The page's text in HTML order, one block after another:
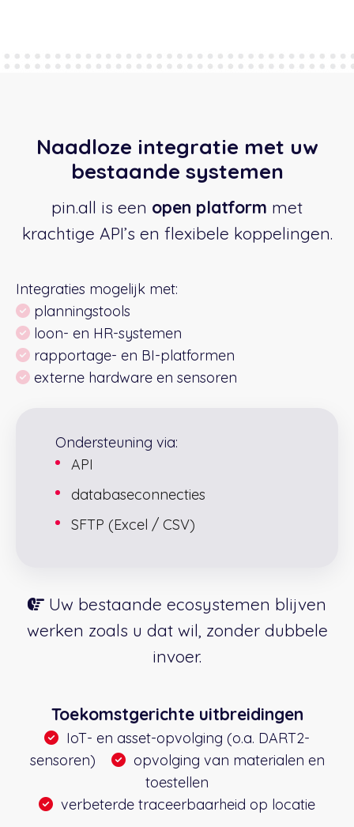
Naadloze integratie met uw
bestaande systemen
pin.all is een open platform met
krachtige API’s en flexibele koppelingen.
Integraties mogelijk met:
planningstools
loon- en HR-systemen
rapportage- en BI-platformen
externe hardware en sensoren
Ondersteuning via:
API
databaseconnecties
SFTP (Excel / CSV)
Uw bestaande ecosystemen blijven
werken zoals u dat wil, zonder dubbele
invoer.
Toekomstgerichte uitbreidingen
IoT- en asset-opvolging (o.a. DART2-
sensoren)
opvolging van materialen en
toestellen
verbeterde traceerbaarheid op locatie